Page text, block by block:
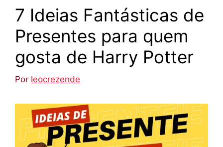
7 Ideias Fantásticas de
Presentes para quem
gosta de Harry Potter
Por leocrezende